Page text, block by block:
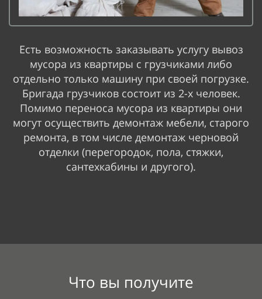
Есть возможность заказывать услугу вывоз
мусора из квартиры с грузчиками либо
отдельно только машину при своей погрузке.
Бригада грузчиков состоит из 2-х человек.
Помимо переноса мусора из квартиры они
могут осуществить демонтаж мебели, старого
ремонта, в том числе демонтаж черновой
отделки (перегородок, пола, стяжки,
сантехкабины и другого).
Что вы получите